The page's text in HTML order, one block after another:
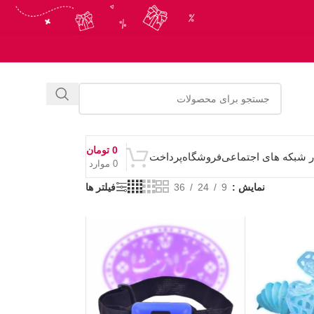
شبکه های اجتماعیفروشگاهپرداخت
0 موارد
0 تومان
نمایش 9
24
36 فیلتر ها